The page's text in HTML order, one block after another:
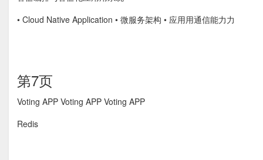
• Cloud Native Application • 微服务架构 • 应⽤用通信能⼒力
第7页
Voting APP Voting APP Voting APP
Redis